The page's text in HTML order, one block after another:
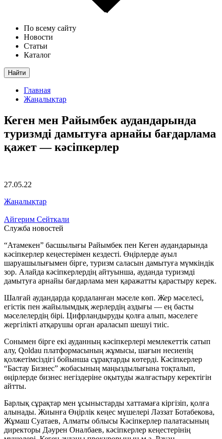
По всему сайту
Новости
Статьи
Каталог
Найти
Главная
Жаңалықтар
Кеген мен Райымбек аудандарында
туризмді дамытуға арнайы бағдарлама
қажет — кәсіпкерлер
27.05.22
Жаңалықтар
Айгерим Сейткали
Служба новостей
“Атамекен” басшылығы Райымбек пен Кеген аудандарында
кәсіпкерлер кеңестерімен кездесті. Өңірлерде ауыл
шаруашылығымен бірге, туризм саласын дамытуға мүмкіндік
зор. Алайда кәсіпкерлердің айтуынша, ауданда туризмді
дамытуға арнайы бағдарлама мен қаражатты қарастыру керек.
Шалғай аудандарда қордаланған мәселе көп. Жер мәселесі,
егістік пен жайылымдық жерлердің аздығы — ең басты
мәселелердің бірі. Цифрландыруды қолға алып, мәселеге
жергілікті атқарушы орган араласып шешуі тиіс.
Сонымен бірге екі ауданның кәсіпкерлері мемлекеттік сатып
алу, Qoldau платформасының жұмысы, шағын несиенің
қолжетімсіздігі бойынша сұрақтарды көтерді. Кәсіпкерлер
“Бастау Бизнес” жобасының маңыздылығына тоқталып,
өңірлерде бизнес негіздеріне оқытуды жалғастыру керектігін
айтты.
Барлық сұрақтар мен ұсыныстарды хаттамаға кіргізіп, қолға
алынады. Жиынға Өңірлік кеңес мүшелері Ләззат Ботабекова,
Жұмаш Суатаев, Алматы облысы Кәсіпкерлер палатасының
директоры Дәурен Оналбаев, кәсіпкерлер кеңестерінің